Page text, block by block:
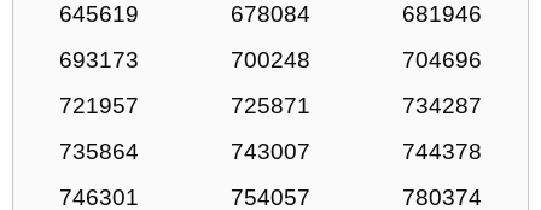
645619
678084
681946
693173
700248
704696
721957
725871
734287
735864
743007
744378
746301
754057
780374